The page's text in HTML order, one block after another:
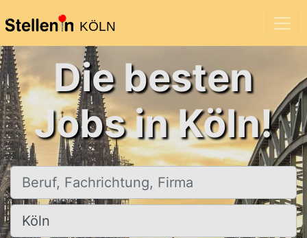
KÖLN
Die besten
Jobs in Köln!
Beruf, Fachrichtung, Firma
Ort, Stadt